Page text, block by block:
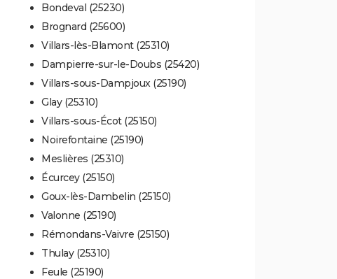
Bondeval (25230)
Brognard (25600)
Villars-lès-Blamont (25310)
Dampierre-sur-le-Doubs (25420)
Villars-sous-Dampjoux (25190)
Glay (25310)
Villars-sous-Écot (25150)
Noirefontaine (25190)
Meslières (25310)
Écurcey (25150)
Goux-lès-Dambelin (25150)
Valonne (25190)
Rémondans-Vaivre (25150)
Thulay (25310)
Feule (25190)